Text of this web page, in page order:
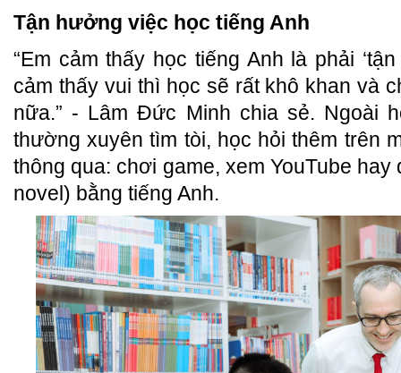
Tận hưởng việc học tiếng Anh
“Em cảm thấy học tiếng Anh là phải
cảm thấy vui thì học sẽ rất khô khan và
nữa.” - Lâm Đức Minh chia sẻ. Ngoài
thường xuyên tìm tòi, học hỏi thêm trên
thông qua: chơi game, xem YouTube
novel) bằng tiếng Anh.